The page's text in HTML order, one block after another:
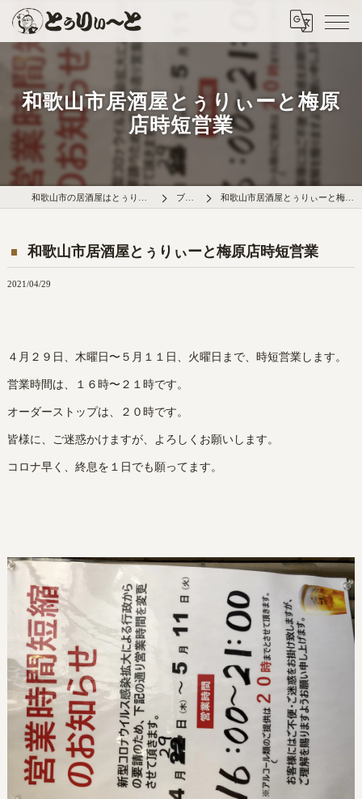
和歌山市居酒屋とぅりぃーと梅原
店時短営業
ブログ 和歌山市居酒屋とぅりぃーと梅原店時短営業
和歌山市居酒屋とぅりぃーと梅原店時短営業
2021/04/29
４月２９日、木曜日〜５月１１日、火曜日まで、時短営業します。
営業時間は、１６時〜２１時です。
オーダーストップは、２０時です。
皆様に、ご迷惑かけますが、よろしくお願いします。
コロナ早く、終息を１日でも願ってます。